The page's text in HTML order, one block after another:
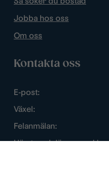
Jobba hos oss
Om oss
Kontakta oss
E-post:
Växel:
Felanmälan:
Hämta och lämna nycklar: